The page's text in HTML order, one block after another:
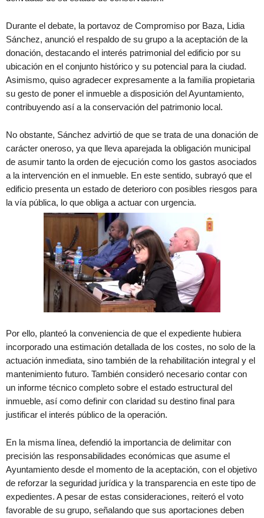
Durante el debate, la portavoz de Compromiso por Baza, Lidia
Sánchez, anunció el respaldo de su grupo a la aceptación de la
donación, destacando el interés patrimonial del edificio por su
ubicación en el conjunto histórico y su potencial para la ciudad.
Asimismo, quiso agradecer expresamente a la familia propietaria
su gesto de poner el inmueble a disposición del Ayuntamiento,
contribuyendo así a la conservación del patrimonio local.
No obstante, Sánchez advirtió de que se trata de una donación de
carácter oneroso, ya que lleva aparejada la obligación municipal
de asumir tanto la orden de ejecución como los gastos asociados
a la intervención en el inmueble. En este sentido, subrayó que el
edificio presenta un estado de deterioro con posibles riesgos para
la vía pública, lo que obliga a actuar con urgencia.
Por ello, planteó la conveniencia de que el expediente hubiera
incorporado una estimación detallada de los costes, no solo de la
actuación inmediata, sino también de la rehabilitación integral y el
mantenimiento futuro. También consideró necesario contar con
un informe técnico completo sobre el estado estructural del
inmueble, así como definir con claridad su destino final para
justificar el interés público de la operación.
En la misma línea, defendió la importancia de delimitar con
precisión las responsabilidades económicas que asume el
Ayuntamiento desde el momento de la aceptación, con el objetivo
de reforzar la seguridad jurídica y la transparencia en este tipo de
expedientes. A pesar de estas consideraciones, reiteró el voto
favorable de su grupo, señalando que sus aportaciones deben